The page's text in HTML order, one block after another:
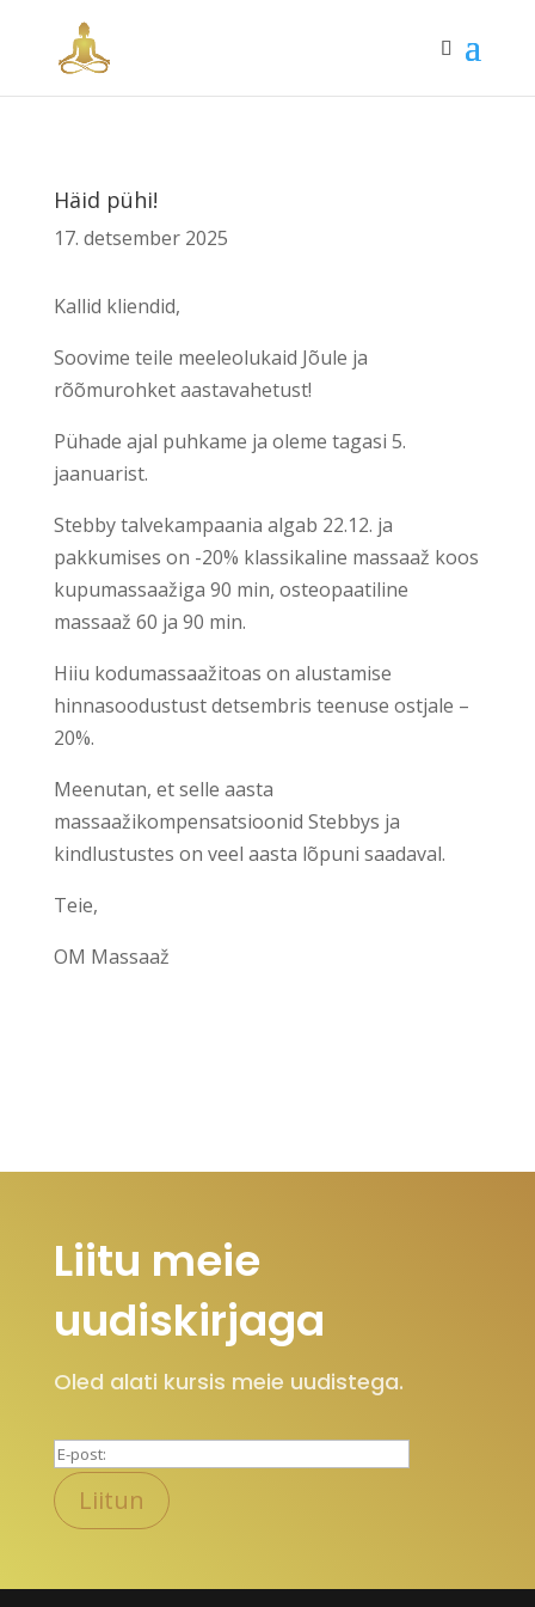
Häid pühi!
17. detsember 2025
Kallid kliendid,
Soovime teile meeleolukaid Jõule ja
rõõmurohket aastavahetust!
Pühade ajal puhkame ja oleme tagasi 5.
jaanuarist.
Stebby talvekampaania algab 22.12. ja
pakkumises on -20% klassikaline massaaž koos
kupumassaažiga 90 min, osteopaatiline
massaaž 60 ja 90 min.
Hiiu kodumassaažitoas on alustamise
hinnasoodustust detsembris teenuse ostjale –
20%.
Meenutan, et selle aasta
massaažikompensatsioonid Stebbys ja
kindlustustes on veel aasta lõpuni saadaval.
Teie,
OM Massaaž
Liitu meie
uudiskirjaga
Oled alati kursis meie uudistega.
P
l
a